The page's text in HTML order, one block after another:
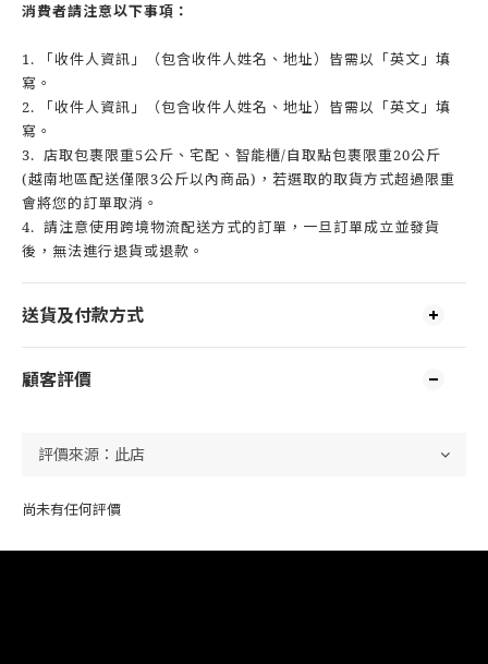
消費者請注意以下事項：
1. 「收件人資訊」（包含收件人姓名、地址）皆需以「英文」填
寫。
2. 「收件人資訊」（包含收件人姓名、地址）皆需以「英文」填
寫。
3. 店取包裹限重5公斤、宅配、智能櫃/自取點包裹限重20公斤
(越南地區配送僅限3公斤以內商品)，若選取的取貨方式超過限重
會將您的訂單取消。
4. 請注意使用跨境物流配送方式的訂單，一旦訂單成立並發貨
後，無法進行退貨或退款。
送貨及付款方式
顧客評價
尚未有任何評價